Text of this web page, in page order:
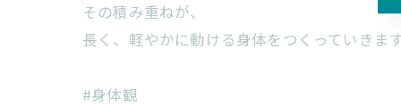
その積み重ねが、
長く、軽やかに動ける身体をつくっていきま
#身体観